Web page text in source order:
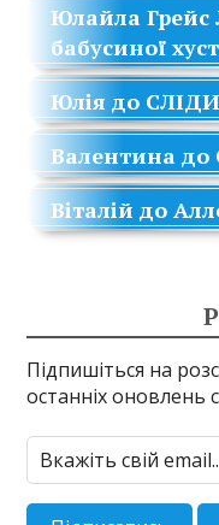
Юлайла Грейс
бабусиної
Юлія до
Валентина до
Віталій до
Підпишіться на
останніх оновлень